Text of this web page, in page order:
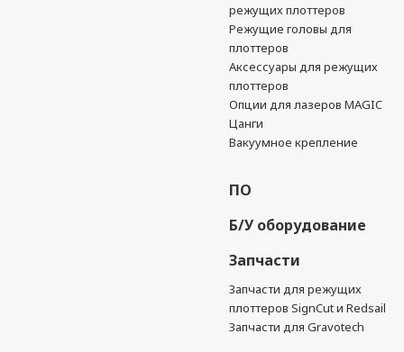
режущих плоттеров
Режущие головы для
плоттеров
Аксессуары для режущих
плоттеров
Опции для лазеров MAGIC
Цанги
Вакуумное крепление
ПО
Б/У оборудование
Запчасти
Запчасти для режущих
плоттеров SignCut и Redsail
Запчасти для Gravotech